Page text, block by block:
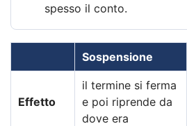
spesso il conto.
Sospensione
Effetto
il termine si ferma
e poi riprende da
dove era